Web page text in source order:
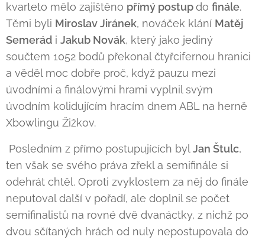
kvarteto mělo zajištěno přímý postupdo finále.
Těmi byli Miroslav Jiránek, nováček klání Matěj
Semerád i Jakub Novák, který jako jediný
součtem 1052 bodů překonal čtyřcifernou hranici
a věděl moc dobře proč, když pauzu mezi
úvodními a finálovými hrami vyplnil svým
úvodním kolidujícím hracím dnem ABL na herně
Xbowlingu Žižkov.
Posledním z přímo postupujících bylJan Štulc,
ten však se svého práva zřekl a semifinále si
odehrát chtěl. Oproti zvyklostem za něj do finále
neputoval další v pořadí, ale doplnil se počet
semifinalistů na rovné dvě dvanáctky, z nichž po
dvou sčítaných hrách od nuly nepostupovala do